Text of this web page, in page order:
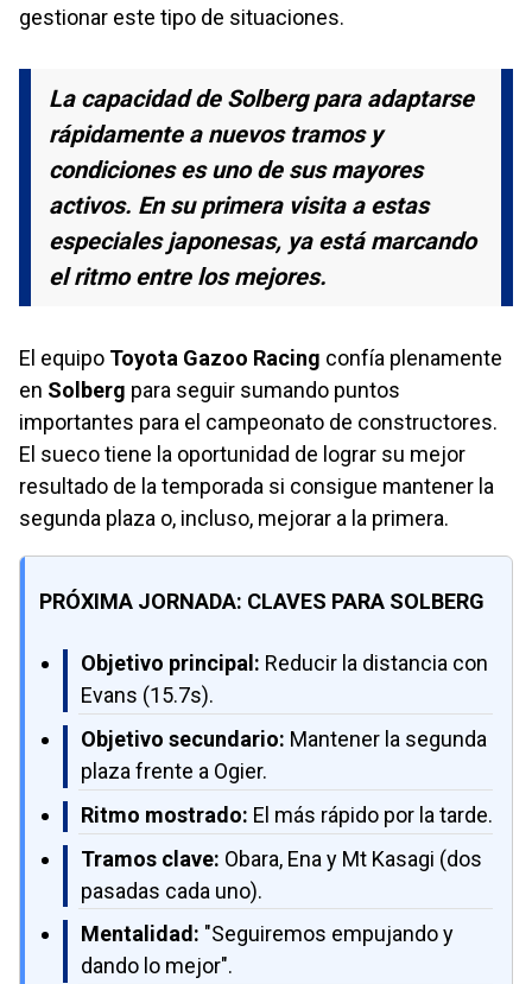
gestionar este tipo de situaciones.
La capacidad de Solberg para adaptarse
rápidamente a nuevos tramos y
condiciones es uno de sus mayores
activos. En su primera visita a estas
especiales japonesas, ya está marcando
el ritmo entre los mejores.
El equipo Toyota Gazoo Racing confía plenamente
en Solberg para seguir sumando puntos
importantes para el campeonato de constructores.
El sueco tiene la oportunidad de lograr su mejor
resultado de la temporada si consigue mantener la
segunda plaza o, incluso, mejorar a la primera.
PRÓXIMA JORNADA: CLAVES PARA SOLBERG
Objetivo principal: Reducir la distancia con
Evans (15.7s).
Objetivo secundario: Mantener la segunda
plaza frente a Ogier.
Ritmo mostrado: El más rápido por la tarde.
Tramos clave: Obara, Ena y Mt Kasagi (dos
pasadas cada uno).
Mentalidad: "Seguiremos empujando y
dando lo mejor".